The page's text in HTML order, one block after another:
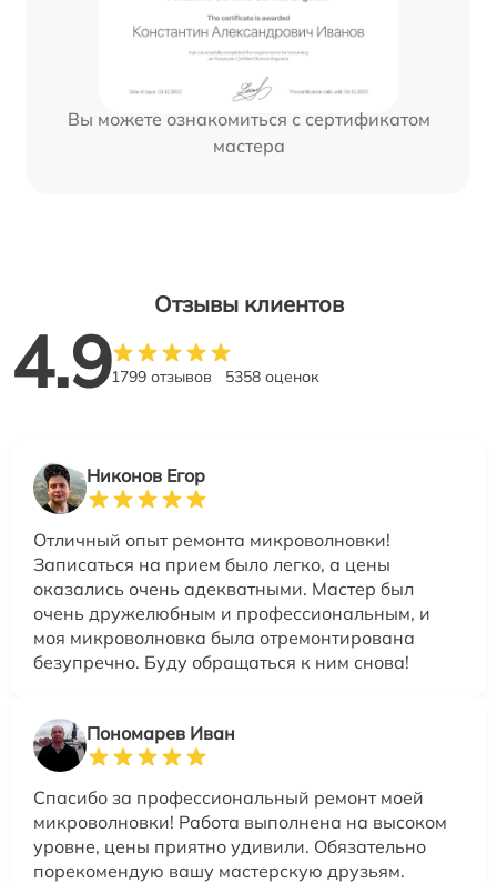
Вы можете ознакомиться с сертификатом
мастера
Отзывы клиентов
4.91799 отзывов 5358 оценок
Никонов Егор
Отличный опыт ремонта микроволновки!
Записаться на прием было легко, а цены
оказались очень адекватными. Мастер был
очень дружелюбным и профессиональным, и
моя микроволновка была отремонтирована
безупречно. Буду обращаться к ним снова!
Пономарев Иван
Спасибо за профессиональный ремонт моей
микроволновки! Работа выполнена на высоком
уровне, цены приятно удивили. Обязательно
порекомендую вашу мастерскую друзьям.